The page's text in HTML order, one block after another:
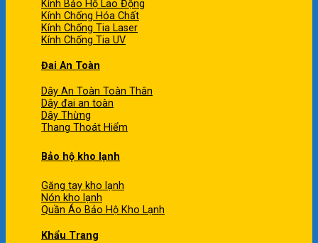
Kính Bảo Hộ Lao Động
Kính Chống Hóa Chất
Kính Chống Tia Laser
Kính Chống Tia UV
Đai An Toàn
Dây An Toàn Toàn Thân
Dây đai an toàn
Dây Thừng
Thang Thoát Hiểm
Bảo hộ kho lạnh
Găng tay kho lạnh
Nón kho lạnh
Quần Áo Bảo Hộ Kho Lạnh
Khẩu Trang